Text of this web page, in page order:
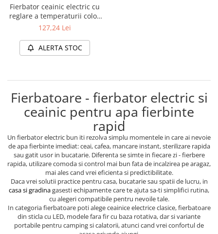
Pompe Combustibil
Prelungitoare
Scule Pneumatice
Suport auto
Suport motocicleta
Surubelnite
Tunuri de caldura si aeroteme
Utilaje constructie
Fierbator ceainic electric cu
reglare a temperaturii color
led din sticla modern de
SN0618L-3
127,24 Lei
ALERTA STOC
Fierbatoare - fierbator electric si
ceainic pentru apa fierbinte
rapid
Un fierbator electric bun iti rezolva simplu momentele in care ai nevoie
de apa fierbinte imediat: ceai, cafea, mancare instant, sterilizare rapida
sau gatit usor in bucatarie. Diferenta se simte in fiecare zi - fierbere
rapida, utilizare comoda si control mai bun fata de incalzirea pe aragaz,
mai ales cand vrei eficienta si predictibilitate.
Daca vrei solutii practice pentru casa, bucatarie sau spatii de lucru, in
casa si gradinagasesti echipamente care te ajuta sa-ti simplifici rutina,
cu alegeri compatibile pentru nevoile tale.
In categoria fierbatoare poti alege ceainice electrice clasice, fierbatoare
din sticla cu LED, modele fara fir cu baza rotativa, dar si variante
portabile pentru camping si calatorii, atunci cand vrei confortul de